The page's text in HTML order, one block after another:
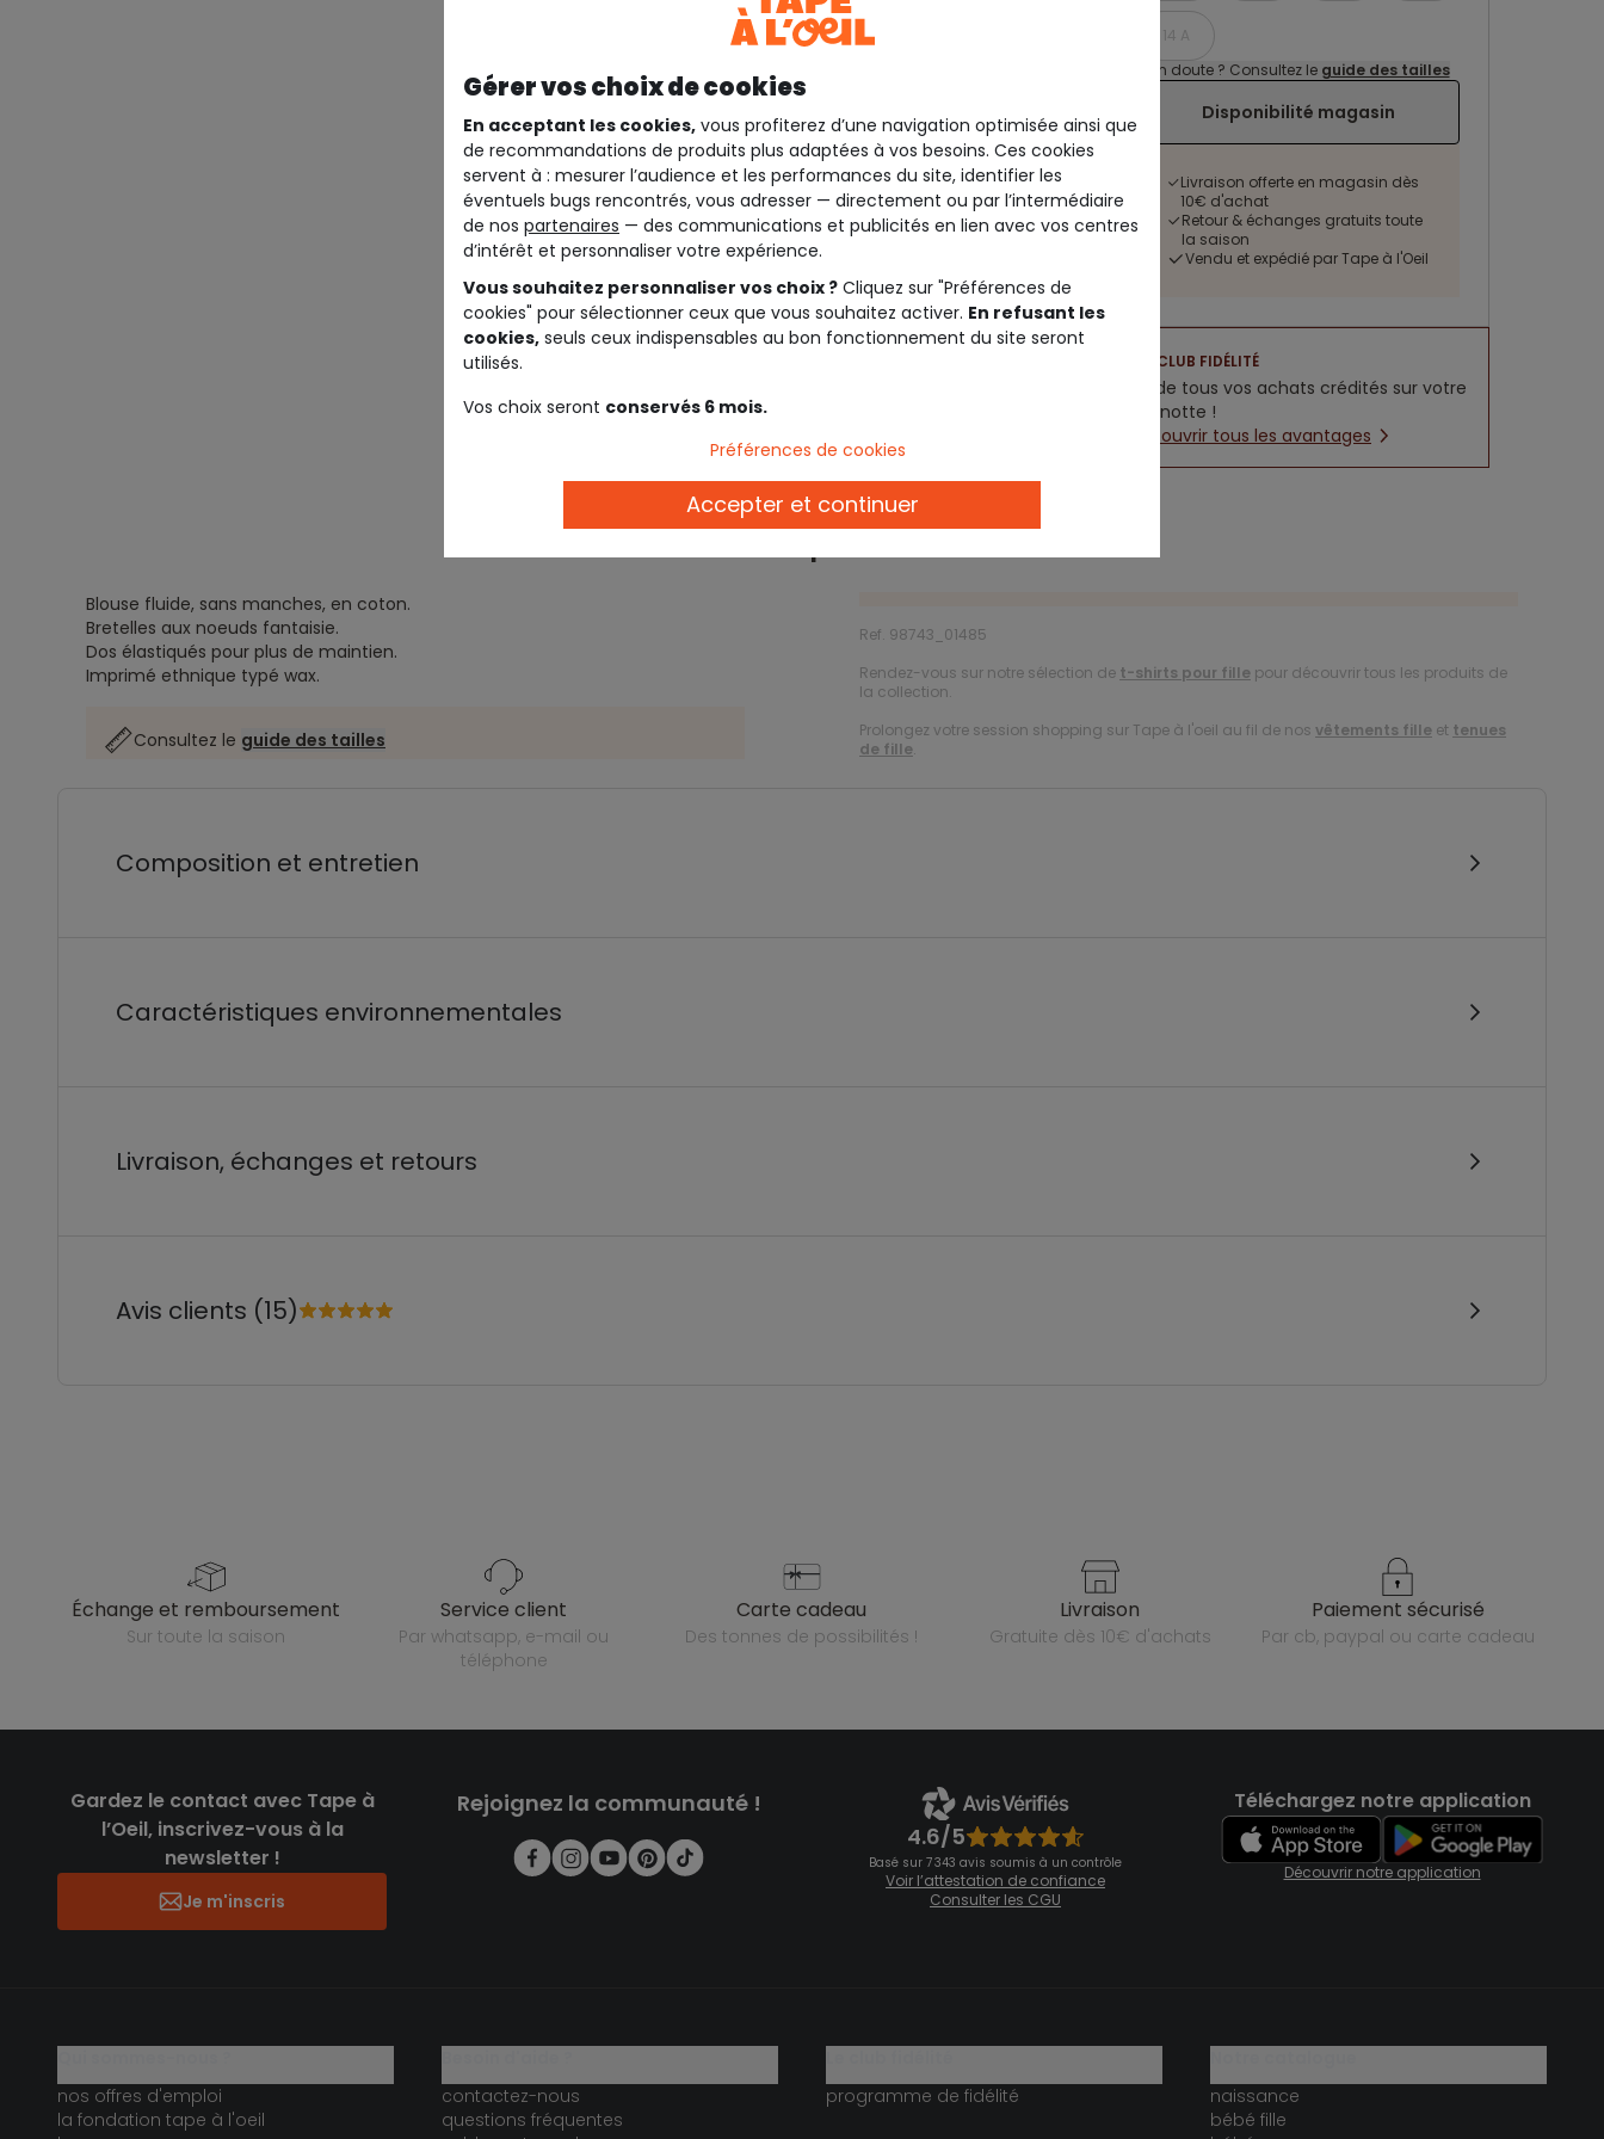
14 A
Un doute ? Consultez le guide des tailles
Disponibilité magasin
Livraison offerte en magasin dès
10€ d'achat
Retour & échanges gratuits toute
la saison
Vendu et expédié par Tape à l'Oeil
CLUB FIDÉLITÉ
5% de tous vos achats crédités sur votre
cagnotte !
Découvrir tous les avantages
Blouse fluide, sans manches, en coton.
Bretelles aux noeuds fantaisie.
Dos élastiqués pour plus de maintien.
Imprimé ethnique typé wax.
Consultez le guide des tailles
Ref. 98743_01485
Rendez-vous sur notre sélection de t-shirts pour fille pour découvrir tous les produits de
la collection.
Prolongez votre session shopping sur Tape à l'oeil au fil de nos vêtements fille et tenues
de fille.
Composition et entretien
Caractéristiques environnementales
Livraison, échanges et retours
Avis clients (15)
échange et remboursement
sur toute la saison
service client
par whatsapp, e-mail ou
téléphone
carte cadeau
des tonnes de possibilités !
livraison
gratuite dès 10€ d'achats
paiement sécurisé
par cb, paypal ou carte cadeau
Gardez le contact avec Tape à
l’Oeil, inscrivez-vous à la
newsletter !
Je m'inscris
Rejoignez la communauté !
4.6/5
Basé sur 7 343 avis soumis à un contrôle
Voir l’attestation de confiance
Consulter les CGU
Téléchargez notre application
Découvrir notre application
nos offres d'emploi
la fondation tape à l'oeil
contactez-nous
questions fréquentes
programme de fidélité
naissance
bébé fille
Gérer vos choix de cookies
En acceptant les cookies, vous profiterez d’une navigation optimisée ainsi que
de recommandations de produits plus adaptées à vos besoins. Ces cookies
servent à : mesurer l’audience et les performances du site, identifier les
éventuels bugs rencontrés, vous adresser — directement ou par l’intermédiaire
de nos partenaires — des communications et publicités en lien avec vos centres
d’intérêt et personnaliser votre expérience.
Vous souhaitez personnaliser vos choix ? Cliquez sur "Préférences de
cookies" pour sélectionner ceux que vous souhaitez activer. En refusant les
cookies, seuls ceux indispensables au bon fonctionnement du site seront
utilisés.
Vos choix seront conservés 6 mois.
Préférences de cookies
Accepter et continuer